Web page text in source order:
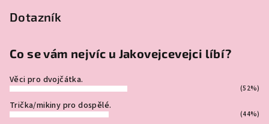
Dotazník
Co se vám nejvíc u Jakovejcevejci líbí?
Věci pro dvojčátka.
(52%)
Trička/mikiny pro dospělé.
(44%)